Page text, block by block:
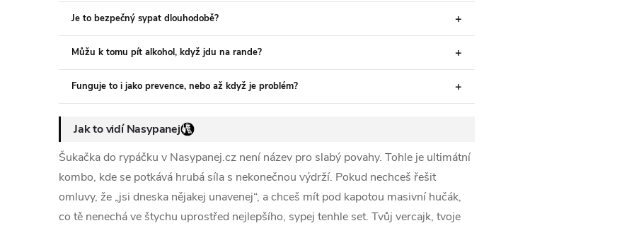
Je to bezpečný sypat dlouhodobě?
Můžu k tomu pít alkohol, když jdu na rande?
Funguje to i jako prevence, nebo až když je problém?
Jak to vidí Nasypanej
Šukačka do rypáčku v Nasypanej.cz není název pro slabý povahy. Tohle je ultimátní
kombo, kde se potkává hrubá síla s nekonečnou výdrží. Pokud nechceš řešit
omluvy, že „jsi dneska nějakej unavenej“, a chceš mít pod kapotou masivní hučák,
co tě nenechá ve štychu uprostřed nejlepšího, sypej tenhle set. Tvůj vercajk, tvoje